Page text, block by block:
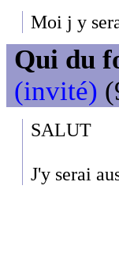
Moi j y
Qui du
(invité)
SALUT
J'y serai